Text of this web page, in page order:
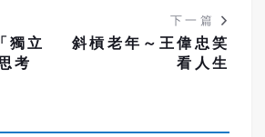
立
考
下一篇
斜槓老年～王偉忠笑
看人生